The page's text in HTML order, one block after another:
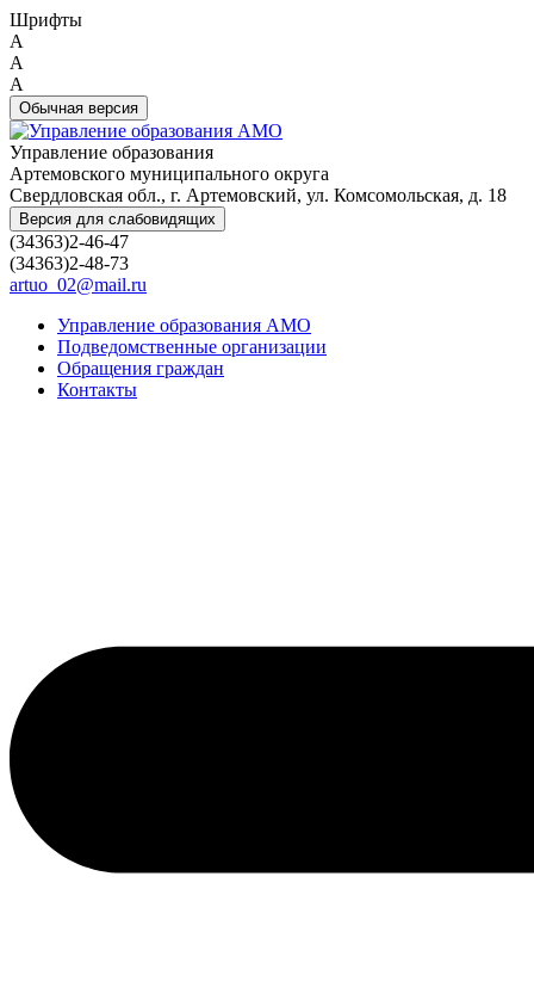
Шрифты
A
A
A
Обычная версия
Управление образования
Артемовского муниципального округа
Свердловская обл., г. Артемовский, ул. Комсомольская, д. 18
Версия для слабовидящих
(34363)2-46-47
(34363)2-48-73
artuo_02@mail.ru
Управление образования АМО
Подведомственные организации
Обращения граждан
Контакты